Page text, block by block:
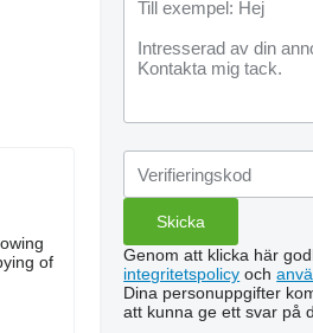
of
Genom att klicka här
integritetspolicy och
Dina personuppgifter
att kunna ge ett svar på